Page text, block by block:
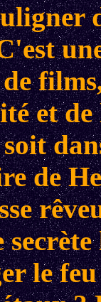
et
soit
de
le feu